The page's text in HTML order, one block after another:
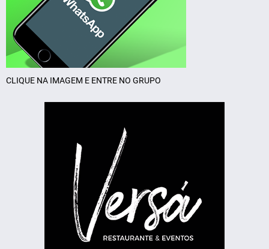
CLIQUE NA IMAGEM E ENTRE NO GRUPO